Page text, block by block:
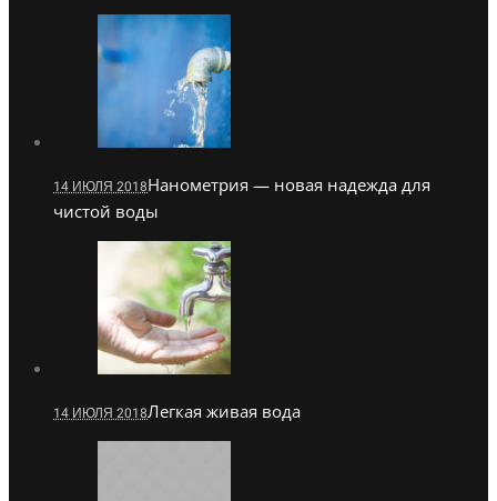
14 ИЮЛЯ 2018Нанометрия — новая надежда для
чистой воды
14 ИЮЛЯ 2018Легкая живая вода